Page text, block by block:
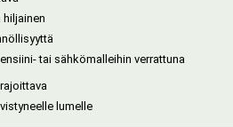
hiljainen
tai sähkömalleihin verrattuna
lumelle